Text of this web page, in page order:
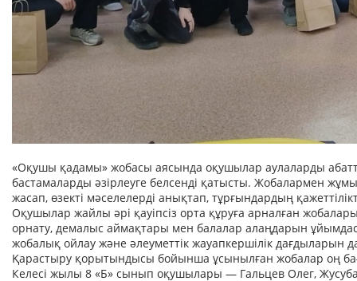
«Оқушы қадамы» жобасы аясында оқушылар аулаларды
бастамаларды әзірлеуге белсенді қатысты. Жобалармен
жасап, өзекті мәселелерді анықтап, тұрғындардың
Оқушылар жайлы әрі қауіпсіз орта құруға арналған
орнату, демалыс аймақтары мен балалар алаңдарын
жобалық ойлау және әлеуметтік жауапкершілік дағдыларын
Қарастыру қорытындысы бойынша ұсынылған жобалар оң
Келесі жылы 8 «Б» сынып оқушылары — Гальцев Олег,